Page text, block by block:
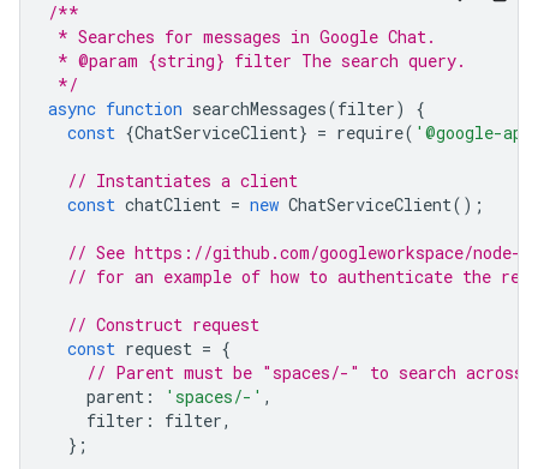
/**
* Searches for messages in Google Chat.
* @param {string} filter The search query.
*/
async function searchMessages(filter)
{
const {ChatServiceClient} = require( '@google-
// Instantiates a client
const chatClient = new ChatServiceClient();
// See https://github.com/googleworkspace/
// for an example of how to authenticate the
// Construct request
const request = {
// Parent must be "spaces/-" to search across
parent : 'spaces/-' ,
filter : filter,
};